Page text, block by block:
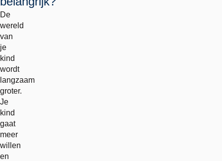
De
wereld
van
je
kind
wordt
langzaam
groter.
Je
kind
gaat
meer
willen
en